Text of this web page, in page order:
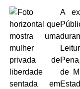
A
de